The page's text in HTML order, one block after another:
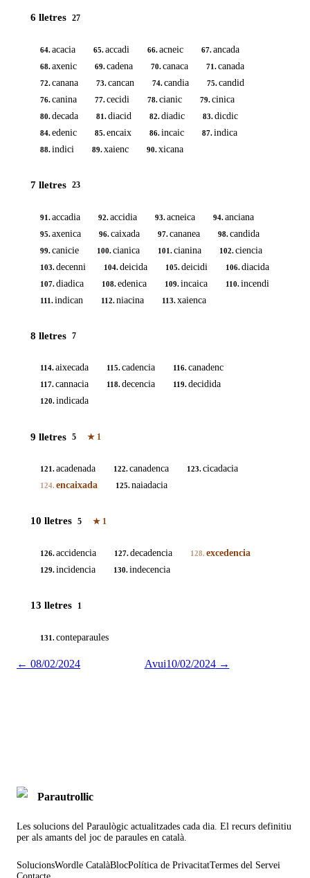
6 lletres 27
64.acacia 65.accadi 66.acneic 67.ancada
68.axenic 69.cadena 70.canaca 71.canada
72.canana 73.cancan 74.candia 75.candid
76.canina 77.cecidi 78.cianic 79.cinica
80.decada 81.diacid 82.diadic 83.dicdic
84.edenic 85.encaix 86.incaic 87.indica
88.indici 89.xaienc 90.xicana
7 lletres 23
91.accadia 92.accidia 93.acneica 94.anciana
95.axenica 96.caixada 97.cananea 98.candida
99.canicie 100.cianica 101.cianina 102.ciencia
103.decenni 104.deicida 105.deicidi 106.diacida
107.diadica 108.edenica 109.incaica 110.incendi
111.indican 112.niacina 113.xaienca
8 lletres 7
114.aixecada 115.cadencia 116.canadenc
117.cannacia 118.decencia 119.decidida
120.indicada
9 lletres 5 ★ 1
121.acadenada 122.canadenca 123.cicadacia
124. encaixada 125.naiadacia
10 lletres 5 ★ 1
126.accidencia 127.decadencia 128. excedencia
129.incidencia 130.indecencia
13 lletres 1
131.conteparaules
← 08/02/2024 Avui10/02/2024→
Parautrollic
Les solucions del Paraulògic actualitzades cada dia. El recurs definitiu
per als amants del joc de paraules en català.
SolucionsWordle CatalàBlocPolítica de PrivacitatTermes del Servei